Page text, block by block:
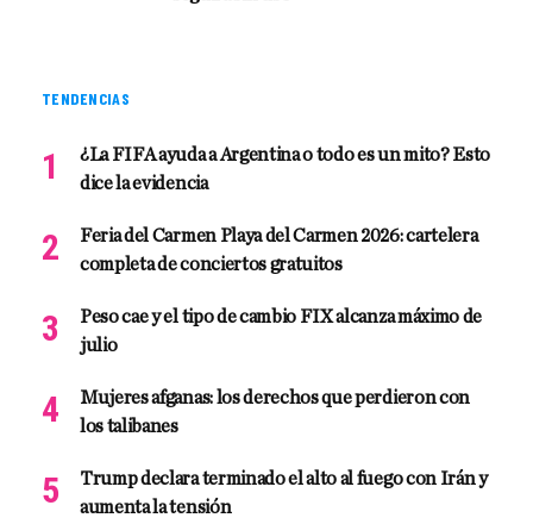
TENDENCIAS
¿La FIFA ayuda a Argentina o todo es un mito? Esto
dice la evidencia
Feria del Carmen Playa del Carmen 2026: cartelera
completa de conciertos gratuitos
Peso cae y el tipo de cambio FIX alcanza máximo de
julio
Mujeres afganas: los derechos que perdieron con
los talibanes
Trump declara terminado el alto al fuego con Irán y
aumenta la tensión